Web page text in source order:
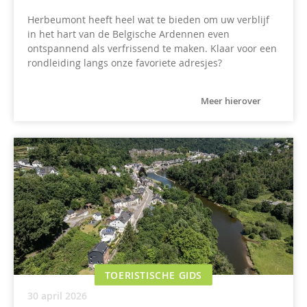
Herbeumont heeft heel wat te bieden om uw verblijf
in het hart van de Belgische Ardennen even
ontspannend als verfrissend te maken. Klaar voor een
rondleiding langs onze favoriete adresjes?
Meer hierover
TOERISTISCHE GIDS
30 april 2026